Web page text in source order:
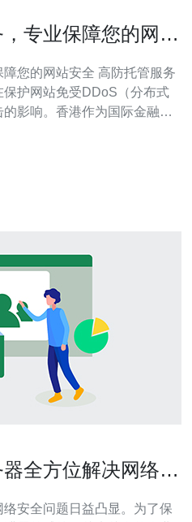
专业保障您的网站
安全 高防托管服务
护网站免受DDoS（分布式
影响。香港作为国际金融中
全方位解决网络安
安全问题日益凸显。为了保